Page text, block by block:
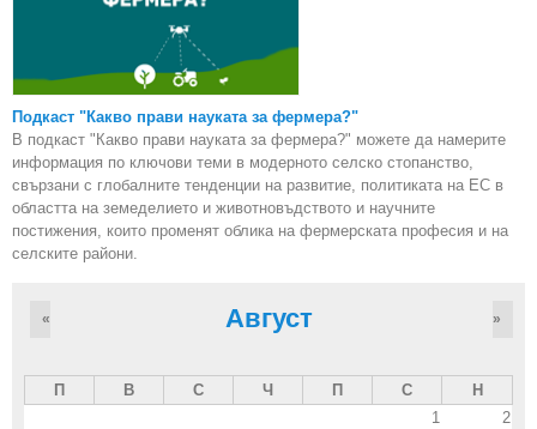
Подкаст "Какво прави науката за фермера?"
В подкаст "Какво прави науката за фермера?" можете да намерите
информация по ключови теми в модерното селско стопанство,
свързани с глобалните тенденции на развитие, политиката на ЕС в
областта на земеделието и животновъдството и научните
постижения, които променят облика на фермерската професия и на
селските райони.
Август
« »
П В С Ч П С
Н
1
2